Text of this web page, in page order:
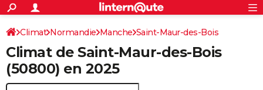
ACTUALITÉS
Politique
Société
Faits Divers
Education
Monde
Villes
+
SPORT
Coupe du monde 2026
Football
Tennis
Cyclisme
Rugby
Forum
Programme TV
TNT
Streaming
Cinéma
Sorties cinéma
Musique
+
FINANCE
Rechercher
S'inscrire
Connexion
Climat Normandie Manche Saint-Maur-des-Bois
Climat de Saint-Maur-des-Bois
(50800) en 2025